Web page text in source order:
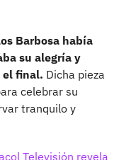
Barbosa había
su alegría y
el final. Dicha pieza
celebrar su
tranquilo y
Televisión revela